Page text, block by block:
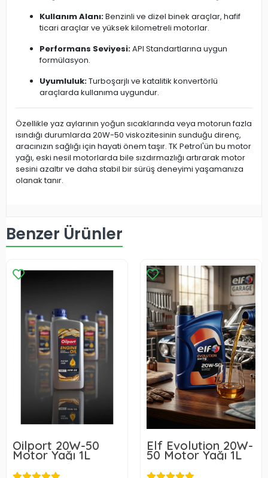
Kullanım Alanı:Benzinli ve dizel binek araçlar, hafif
ticari araçlar ve yüksek kilometreli motorlar.
Performans Seviyesi:API Standartlarına uygun
formülasyon.
Uyumluluk:Turboşarjlı ve katalitik konvertörlü
araçlarda kullanıma uygundur.
Özellikle yaz aylarının yoğun sıcaklarında veya motorun fazla
ısındığı durumlarda 20W-50 viskozitesinin sunduğu direnç,
aracınızın sağlığı için hayati önem taşır. TK Petrol'ün bu motor
yağı, eski nesil motorlarda bile sızdırmazlığı artırarak motor
sesini azaltır ve daha stabil bir sürüş deneyimi yaşamanıza
olanak tanır.
Benzer Ürünler
Oilport 20W-50
Motor Yağı 1L
Elf Evolution 20W-
50 Motor Yağı 1L